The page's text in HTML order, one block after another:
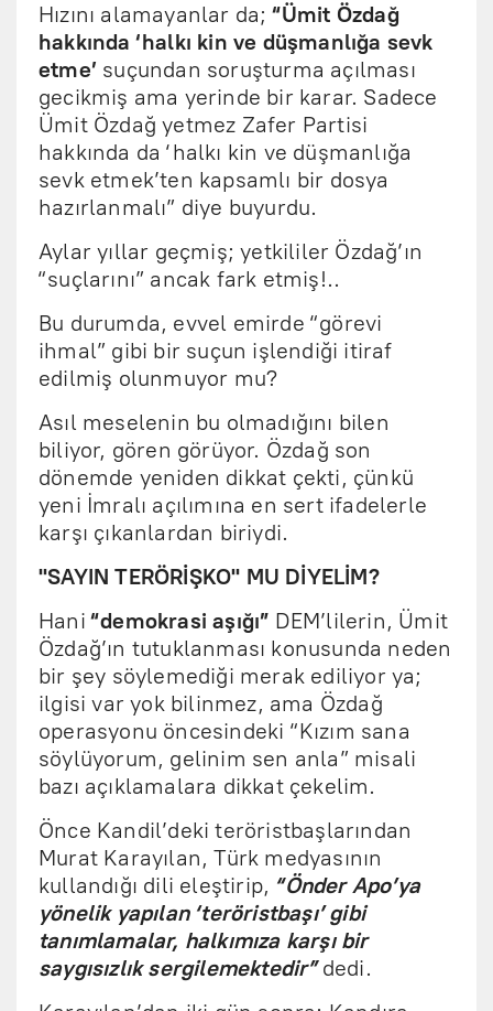
Hızını alamayanlar da;“Ümit Özdağ
hakkında ‘halkı kin ve düşmanlığa sevk
etme’ suçundan soruşturma açılması
gecikmiş ama yerinde bir karar. Sadece
Ümit Özdağ yetmez Zafer Partisi
hakkında da ‘halkı kin ve düşmanlığa
sevk etmek’ten kapsamlı bir dosya
hazırlanmalı” diye buyurdu.
Aylar yıllar geçmiş; yetkililer Özdağ’ın
“suçlarını” ancak fark etmiş!..
Bu durumda, evvel emirde “görevi
ihmal” gibi bir suçun işlendiği itiraf
edilmiş olunmuyor mu?
Asıl meselenin bu olmadığını bilen
biliyor, gören görüyor. Özdağ son
dönemde yeniden dikkat çekti, çünkü
yeni İmralı açılımına en sert ifadelerle
karşı çıkanlardan biriydi.
"SAYIN TERÖRİŞKO" MU DİYELİM?
Hani“demokrasi aşığı” DEM’lilerin, Ümit
Özdağ’ın tutuklanması konusunda neden
bir şey söylemediği merak ediliyor ya;
ilgisi var yok bilinmez, ama Özdağ
operasyonu öncesindeki “Kızım sana
söylüyorum, gelinim sen anla” misali
bazı açıklamalara dikkat çekelim.
Önce Kandil’deki teröristbaşlarından
Murat Karayılan, Türk medyasının
kullandığı dili eleştirip, “Önder Apo’ya
yönelik yapılan ‘teröristbaşı’ gibi
tanımlamalar, halkımıza karşı bir
saygısızlık sergilemektedir” dedi.